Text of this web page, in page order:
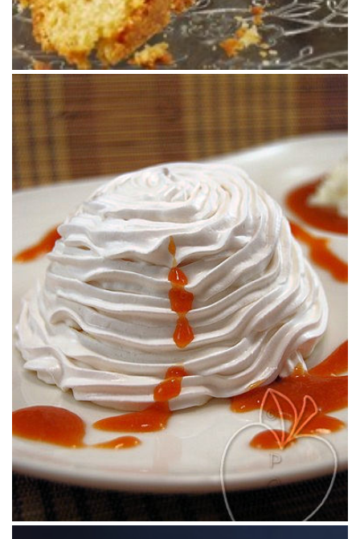
¿Setas en el postre? ¡Pues si! Con chocolate.
BUNDT CAKE DE MANZANA CARAMELIZADA
& CALVADOS (& CHANTILLY DE CARAMELO
SALADO)
La versión bundtcake del clásico bizcocho de manzana pero con el
toque tan especial de la chantilly de caramelo salado…